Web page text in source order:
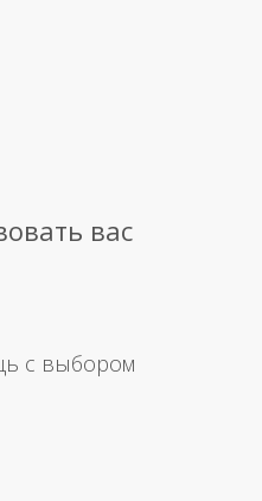
вас
с выбором